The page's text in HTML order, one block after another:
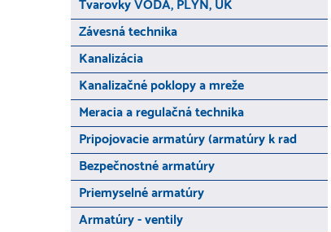
Tvarovky VODA, PLYN, ÚK
Závesná technika
Kanalizácia
Kanalizačné poklopy a mreže
Meracia a regulačná technika
Pripojovacie armatúry (armatúry k rad
Bezpečnostné armatúry
Priemyselné armatúry
Armatúry - ventily